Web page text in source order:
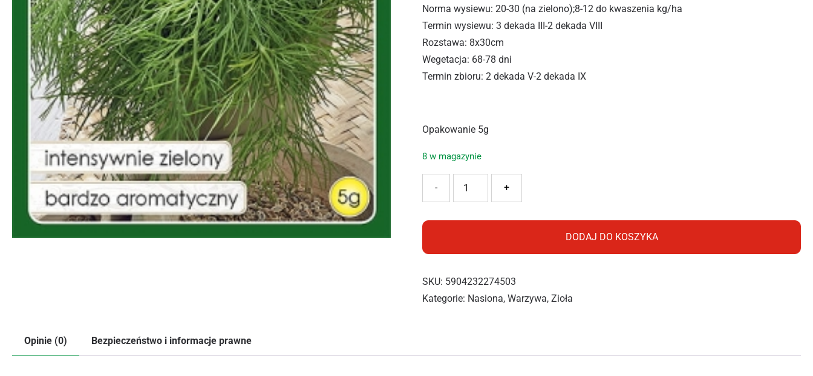
Norma wysiewu: 20-30 (na zielono);8-12 do kwaszenia kg/ha
Termin wysiewu: 3 dekada III-2 dekada VIII
Rozstawa: 8x30cm
Wegetacja: 68-78 dni
Termin zbioru: 2 dekada V-2 dekada IX
Opakowanie 5g
8 w magazynie
+
-
DODAJ DO KOSZYKA
SKU: 5904232274503
Kategorie: Nasiona,Warzywa,Zioła
Opinie (0) Bezpieczeństwo i informacje prawne